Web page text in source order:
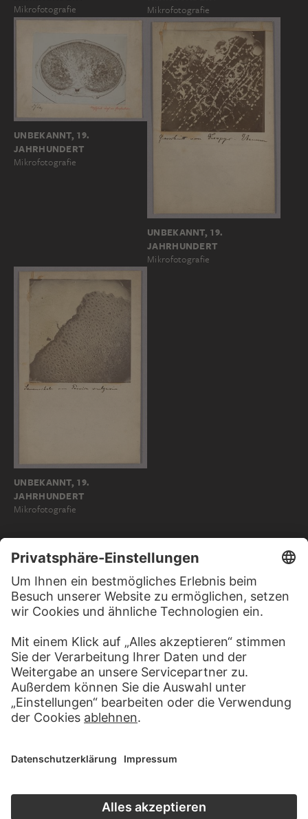
Mikrofotografie Mikrofotografie
UNBEKANNT, 19.
JAHRHUNDERT
Mikrofotografie
UNBEKANNT, 19.
JAHRHUNDERT
Mikrofotografie
UNBEKANNT, 19.
JAHRHUNDERT
Mikrofotografie